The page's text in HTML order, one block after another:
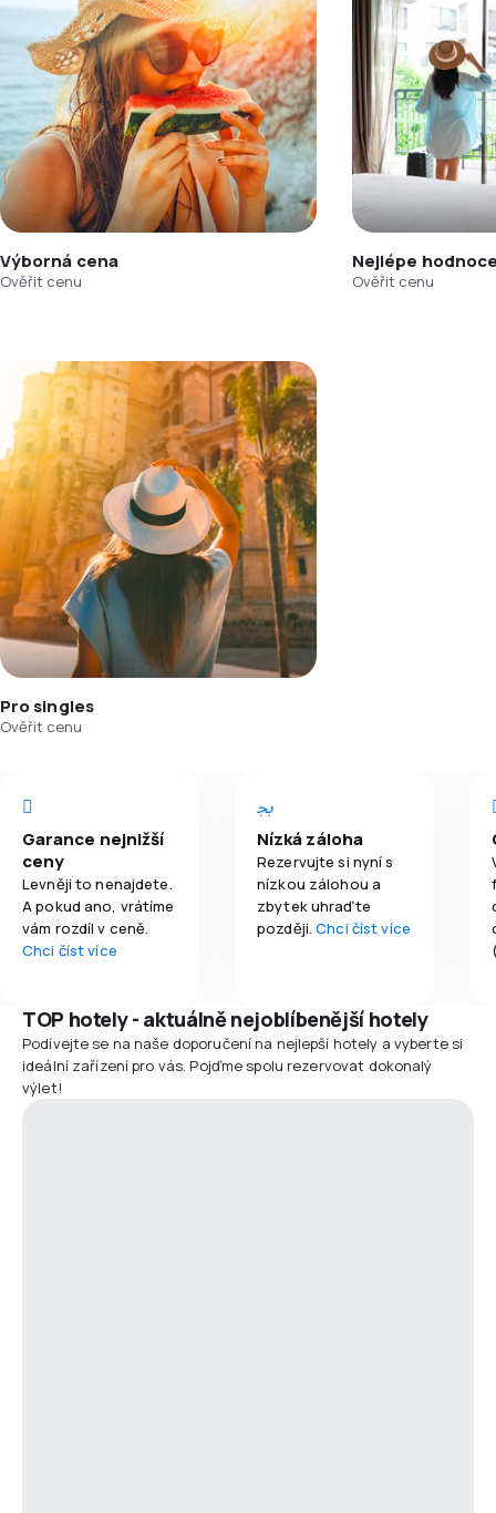
Výborná cena
Ověřit cenu
Nejlépe
Ověřit cenu
Pro singles
Ověřit cenu
Garance nejnižší
ceny
Levněji to nenajdete.
A pokud ano, vrátíme
vám rozdíl v ceně.
Chci číst více
Nízká záloha
Rezervujte si nyní s
nízkou zálohou a
zbytek uhraďte
později.Chci číst více
TOP hotely - aktuálně nejoblíbenější hotely
Podívejte se na naše doporučení na nejlepší hotely a vyberte si
ideální zařízení pro vás. Pojďme spolu rezervovat dokonalý
výlet!